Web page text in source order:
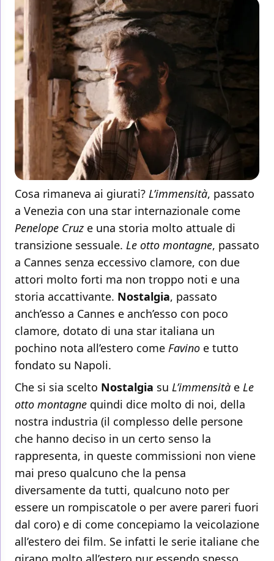
Cosa rimaneva ai giurati? L’immensità, passato
a Venezia con una star internazionale come
Penelope Cruz e una storia molto attuale di
transizione sessuale. Le otto montagne, passato
a Cannes senza eccessivo clamore, con due
attori molto forti ma non troppo noti e una
storia accattivante. Nostalgia, passato
anch’esso a Cannes e anch’esso con poco
clamore, dotato di una star italiana un
pochino nota all’estero come Favino e tutto
fondato su Napoli.
Che si sia scelto Nostalgia su L’immensità e Le
otto montagne quindi dice molto di noi, della
nostra industria (il complesso delle persone
che hanno deciso in un certo senso la
rappresenta, in queste commissioni non viene
mai preso qualcuno che la pensa
diversamente da tutti, qualcuno noto per
essere un rompiscatole o per avere pareri fuori
dal coro) e di come concepiamo la veicolazione
all’estero dei film. Se infatti le serie italiane che